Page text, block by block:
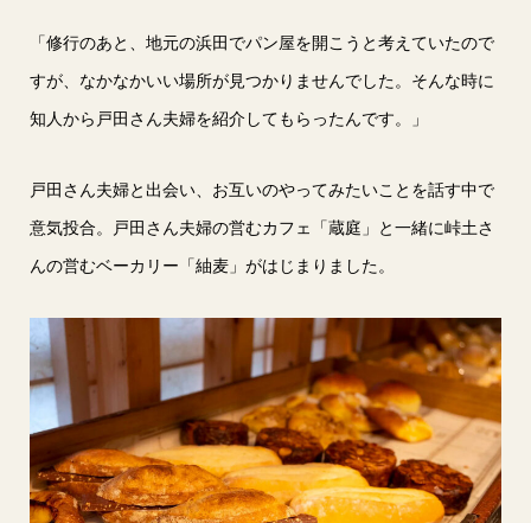
「修行のあと、地元の浜田でパン屋を開こうと考えていたので
すが、なかなかいい場所が見つかりませんでした。そんな時に
知人から戸田さん夫婦を紹介してもらったんです。」
戸田さん夫婦と出会い、お互いのやってみたいことを話す中で
意気投合。戸田さん夫婦の営むカフェ「蔵庭」と一緒に峠土さ
んの営むベーカリー「紬麦」がはじまりました。